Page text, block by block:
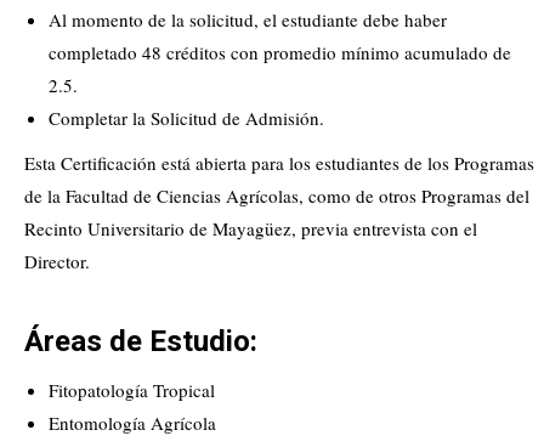
Al momento de la solicitud, el estudiante debe haber
completado 48 créditos con promedio mínimo acumulado de
2.5.
Completar la Solicitud de Admisión.
Esta Certificación está abierta para los estudiantes de los Programas
de la Facultad de Ciencias Agrícolas, como de otros Programas del
Recinto Universitario de Mayagüez, previa entrevista con el
Director.
Áreas de Estudio:
Fitopatología Tropical
Entomología Agrícola